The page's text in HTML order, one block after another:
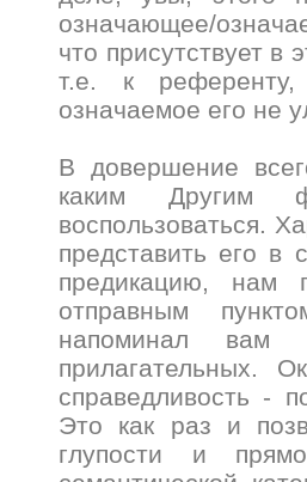
означающее/
что присутствует в
т.е. к
означаемое его не
В довершение
каким Другим
воспользоваться.
представить его в
предикацию, нам
отправным
напоминал вам
прилагательных.
справедливость -
Это как раз и
глупости и